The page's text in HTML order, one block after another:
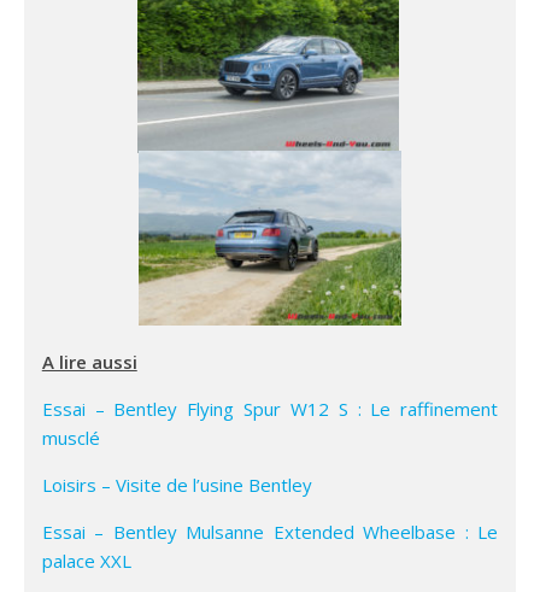
A lire aussi
Essai – Bentley Flying Spur W12 S : Le raffinement
musclé
Loisirs – Visite de l’usine Bentley
Essai – Bentley Mulsanne Extended Wheelbase : Le
palace XXL